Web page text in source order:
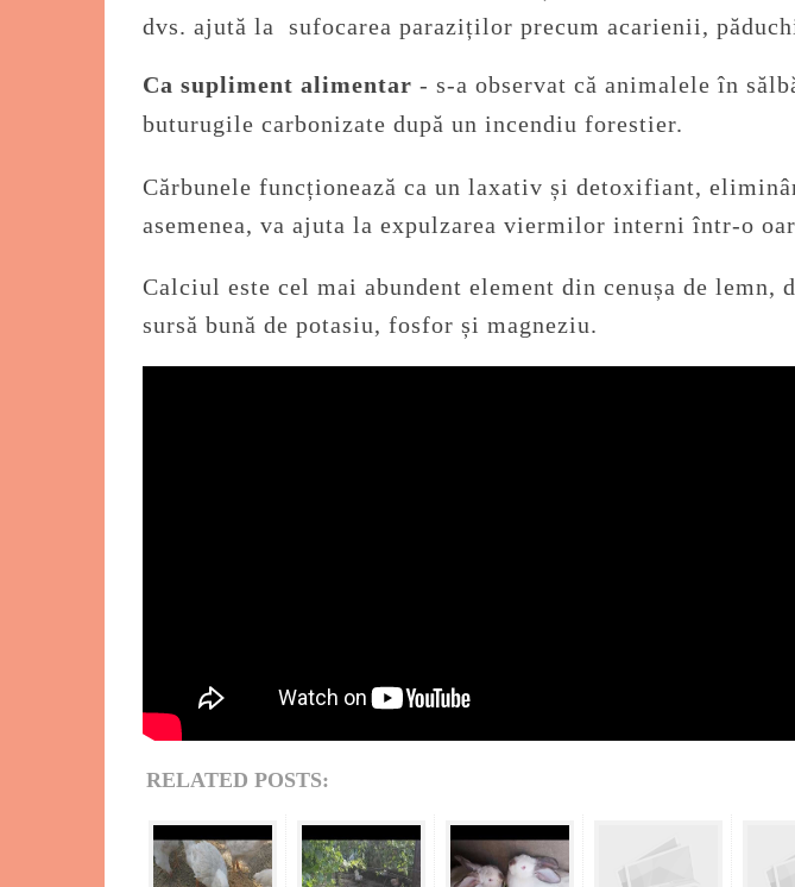
dvs. ajută la sufocarea paraziților precum acarienii,
Ca supliment alimentar - s-a observat că animalele în
buturugile carbonizate după un incendiu forestier.
Cărbunele funcționează ca un laxativ și detoxifiant,
asemenea, va ajuta la expulzarea viermilor interni într-o
Calciul este cel mai abundent element din cenușa de lemn,
sursă bună de potasiu, fosfor și magneziu.
RELATED POSTS: